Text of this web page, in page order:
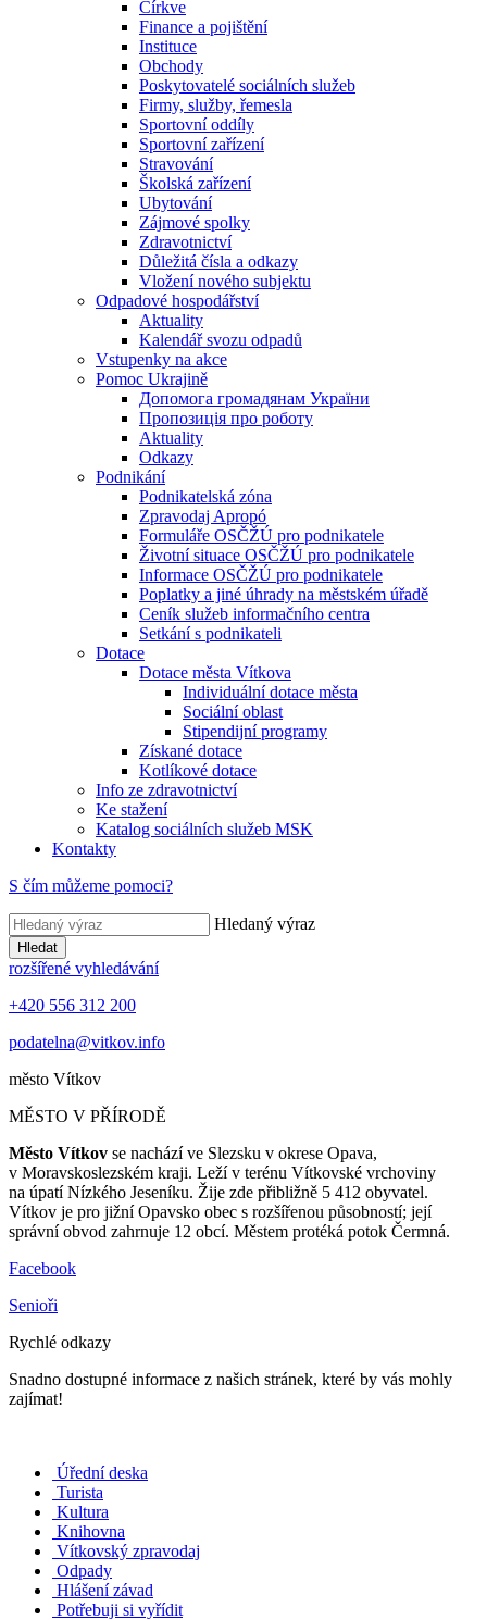
Církve
Finance a pojištění
Instituce
Obchody
Poskytovatelé sociálních služeb
Firmy, služby, řemesla
Sportovní oddíly
Sportovní zařízení
Stravování
Školská zařízení
Ubytování
Zájmové spolky
Zdravotnictví
Důležitá čísla a odkazy
Vložení nového subjektu
Odpadové hospodářství
Aktuality
Kalendář svozu odpadů
Vstupenky na akce
Pomoc Ukrajině
Допомога громадянам України
Пропозиція про роботу
Aktuality
Odkazy
Podnikání
Podnikatelská zóna
Zpravodaj Apropó
Formuláře OSČŽÚ pro podnikatele
Životní situace OSČŽÚ pro podnikatele
Informace OSČŽÚ pro podnikatele
Poplatky a jiné úhrady na městském úřadě
Ceník služeb informačního centra
Setkání s podnikateli
Dotace
Dotace města Vítkova
Individuální dotace města
Sociální oblast
Stipendijní programy
Získané dotace
Kotlíkové dotace
Info ze zdravotnictví
Ke stažení
Katalog sociálních služeb MSK
Kontakty
S čím můžeme pomoci?
Hledaný výraz
Hledat
rozšířené vyhledávání
+420 556 312 200
podatelna@vitkov.info
město Vítkov
MĚSTO V PŘÍRODĚ
Město Vítkov se nachází ve Slezsku v okrese Opava,
v Moravskoslezském kraji. Leží v terénu Vítkovské vrchoviny
na úpatí Nízkého Jeseníku. Žije zde přibližně 5 412 obyvatel.
Vítkov je pro jižní Opavsko obec s rozšířenou působností; její
správní obvod zahrnuje 12 obcí. Městem protéká potok Čermná.
Facebook
Senioři
Rychlé odkazy
Snadno dostupné informace z našich stránek, které by vás mohly
zajímat!
Úřední deska
Turista
Kultura
Knihovna
Vítkovský zpravodaj
Odpady
Hlášení závad
Potřebuji si vyřídit